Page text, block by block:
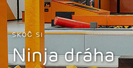
SKOČ SI
Ninja dráha